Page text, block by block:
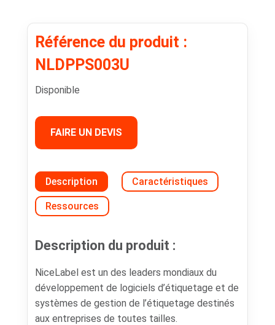
Référence du produit :
NLDPPS003U
Disponible
FAIRE UN DEVIS
Description Caractéristiques
Ressources
Description du produit :
NiceLabel est un des leaders mondiaux du
développement de logiciels d’étiquetage et de
systèmes de gestion de l’étiquetage destinés
aux entreprises de toutes tailles.